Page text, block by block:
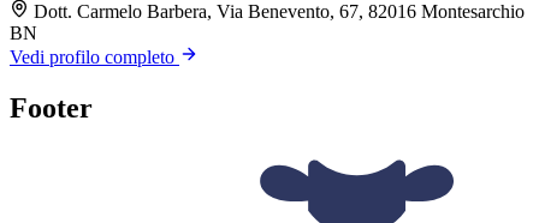
Dott. Carmelo Barbera, Via Benevento, 67, 82016 Montesarchio
BN
Vedi profilo completo
Footer